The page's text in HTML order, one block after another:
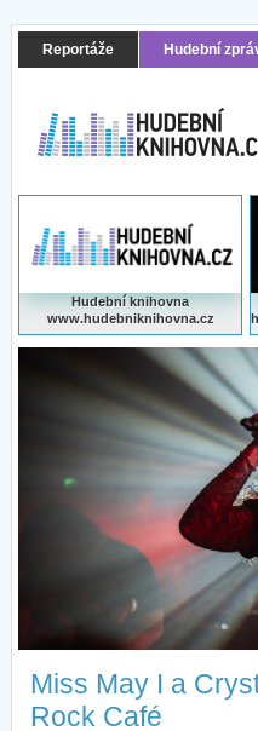
Reportáže Hudební
Hudební knihovna
www.hudebniknihovna.cz
Miss May I a
Rock Café